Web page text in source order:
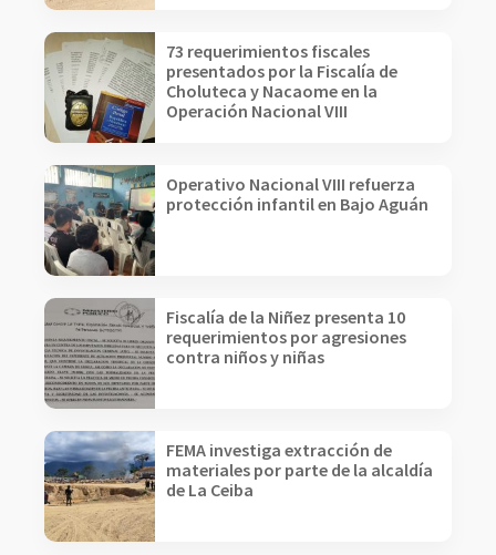
73 requerimientos fiscales
presentados por la Fiscalía de
Choluteca y Nacaome en la
Operación Nacional VIII
Operativo Nacional VIII refuerza
protección infantil en Bajo Aguán
Fiscalía de la Niñez presenta 10
requerimientos por agresiones
contra niños y niñas
FEMA investiga extracción de
materiales por parte de la alcaldía
de La Ceiba